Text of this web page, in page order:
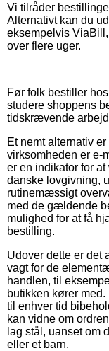
Vi tilråder
Alternativt kan du
eksempelvis
over flere uger.
Før folk bestiller
studere shoppens
tidskrævende
Et nemt alternativ
virksomheden er e-
er en indikator for
danske lovgivning,
rutinemæssigt
med de gældende
mulighed for at få
bestilling.
Udover dette er det
vagt for de
handlen, til
butikken kører
til enhver tid
kan vidne om
lag stål, uanset om
eller et barn.